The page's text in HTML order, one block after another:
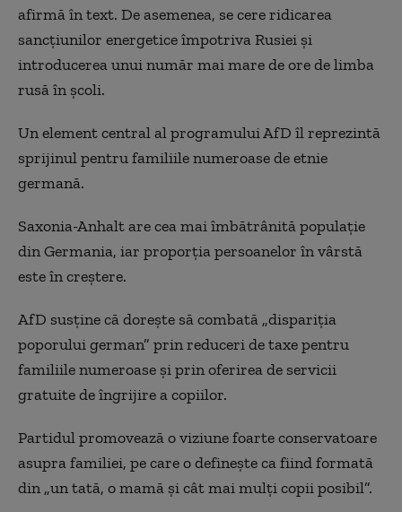
afirmă în text. De asemenea, se cere ridicarea
sancțiunilor energetice împotriva Rusiei și
introducerea unui număr mai mare de ore de limba
rusă în școli.
Un element central al programului AfD îl reprezintă
sprijinul pentru familiile numeroase de etnie
germană.
Saxonia-Anhalt are cea mai îmbătrânită populație
din Germania, iar proporția persoanelor în vârstă
este în creștere.
AfD susține că dorește să combată „dispariția
poporului german” prin reduceri de taxe pentru
familiile numeroase și prin oferirea de servicii
gratuite de îngrijire a copiilor.
Partidul promovează o viziune foarte conservatoare
asupra familiei, pe care o definește ca fiind formată
din „un tată, o mamă și cât mai mulți copii posibil”.